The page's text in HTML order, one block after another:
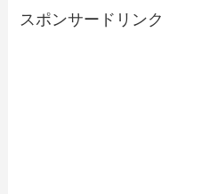
スポンサードリンク